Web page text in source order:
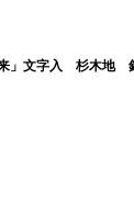
来」文字入 杉